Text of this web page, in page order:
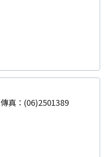
傳真：(06)2501389